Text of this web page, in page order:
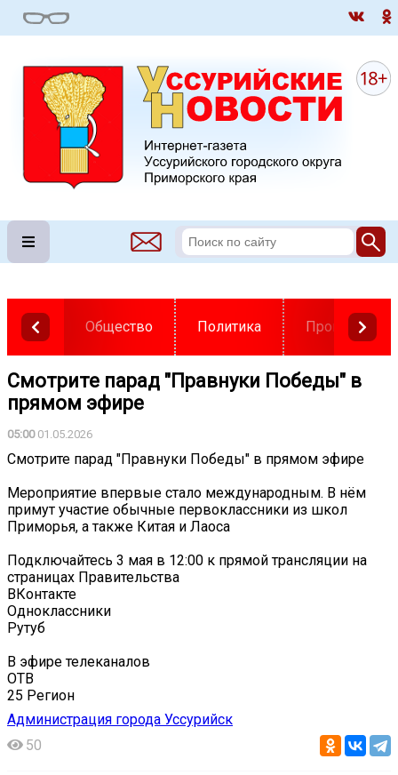
Общество Политика
Смотрите парад "Правнуки Победы" в
прямом эфире
05:0001.05.2026
Смотрите парад "Правнуки Победы" в прямом эфире
Мероприятие впервые стало международным. В нём
примут участие обычные первоклассники из школ
Приморья, а также Китая и Лаоса
Подключайтесь 3 мая в 12:00 к прямой трансляции на
страницах Правительства
ВКонтакте
Одноклассники
Рутуб
В эфире телеканалов
ОТВ
25 Регион
Администрация города Уссурийск
50